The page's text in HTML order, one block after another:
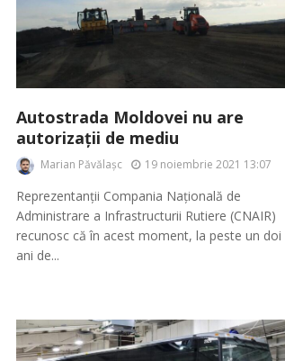
Autostrada Moldovei nu are
autorizații de mediu
Marian Păvălașc 19 noiembrie 2021 13:07
Reprezentanții Compania Națională de
Administrare a Infrastructurii Rutiere (CNAIR)
recunosc că în acest moment, la peste un doi
ani de...